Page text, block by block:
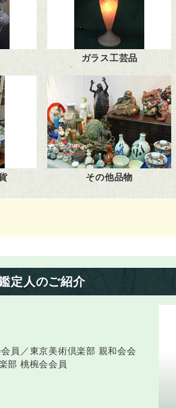
ガラス工芸品
その他品物
定人のご紹介
員／東京美術倶楽部 親和会会
部 桃椀会会員